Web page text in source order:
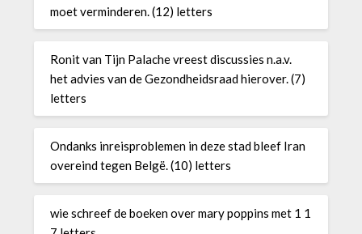
moet verminderen. (12) letters
Ronit van Tijn Palache vreest discussies n.a.v.
het advies van de Gezondheidsraad hierover. (7)
letters
Ondanks inreisproblemen in deze stad bleef Iran
overeind tegen Belgë. (10) letters
wie schreef de boeken over mary poppins met 1 1